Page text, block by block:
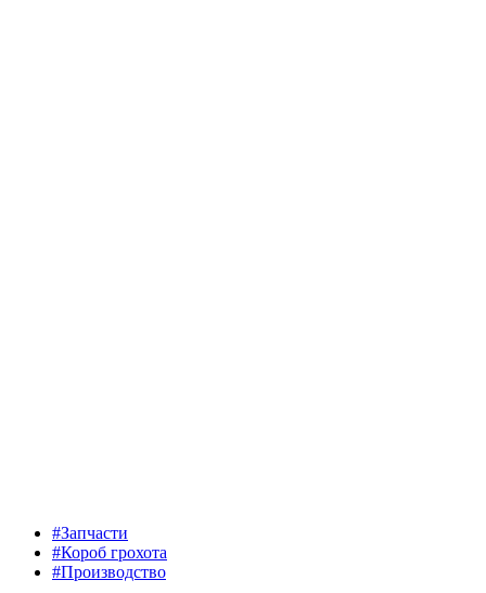
#Запчасти
#Короб грохота
#Производство